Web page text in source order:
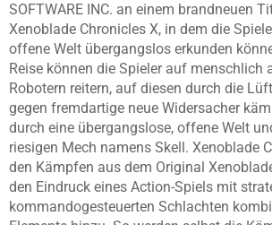
SOFTWARE INC. an einem brandneuen
Xenoblade Chronicles X, in dem die
offene Welt übergangslos erkunden
Reise können die Spieler auf menschlich
Robotern reitern, auf diesen durch die
gegen fremdartige neue Widersacher
durch eine übergangslose, offene Welt
riesigen Mech namens Skell. Xenoblade
den Kämpfen aus dem Original
den Eindruck eines Action-Spiels mit
kommandogesteuerten Schlachten